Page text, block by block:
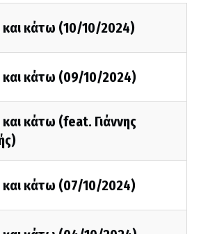
κάτω (10/10/2024)
κάτω (09/10/2024)
κάτω (feat. Γιάννης
κάτω (07/10/2024)